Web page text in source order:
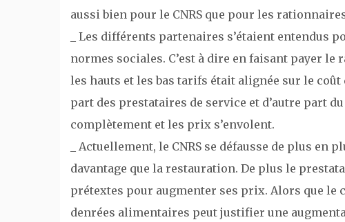
aussi bien pour le CNRS que pour les
_ Les différents partenaires s’étaient entendus
normes sociales. C’est à dire en faisant payer
les hauts et les bas tarifs était alignée sur le coût
part des prestataires de service et d’autre part
complètement et les prix s’envolent.
_ Actuellement, le CNRS se défausse de plus
davantage que la restauration. De plus le
prétextes pour augmenter ses prix. Alors que le
denrées alimentaires peut justifier une